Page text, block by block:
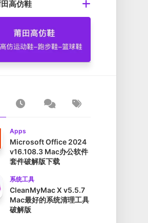
高仿鞋
Apps
Microsoft Office 2024
v16.108.3 Mac办公软件
套件破解版下载
系统工具
CleanMyMac X v5.5.7
Mac最好的系统清理工具
破解版